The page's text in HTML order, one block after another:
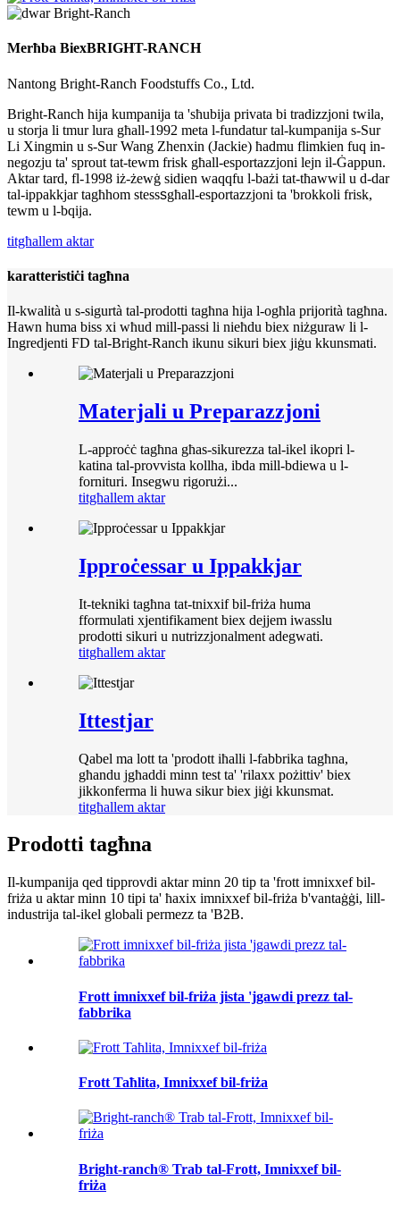
Merħba BiexBRIGHT-RANCH
Nantong Bright-Ranch Foodstuffs Co., Ltd.
Bright-Ranch hija kumpanija ta 'sħubija privata bi tradizzjoni twila,
u storja li tmur lura għall-1992 meta l-fundatur tal-kumpanija s-Sur
Li Xingmin u s-Sur Wang Zhenxin (Jackie) ħadmu flimkien fuq in-
negozju ta' sprout tat-tewm frisk għall-esportazzjoni lejn il-Ġappun.
Aktar tard, fl-1998 iż-żewġ sidien waqqfu l-bażi tat-tħawwil u d-dar
tal-ippakkjar tagħhom stesssgħall-esportazzjoni ta 'brokkoli frisk,
tewm u l-bqija.
titgħallem aktar
karatteristiċi tagħna
Il-kwalità u s-sigurtà tal-prodotti tagħna hija l-ogħla prijorità tagħna.
Hawn huma biss xi wħud mill-passi li nieħdu biex niżguraw li l-
Ingredjenti FD tal-Bright-Ranch ikunu sikuri biex jiġu kkunsmati.
Materjali u Preparazzjoni
L-approċċ tagħna għas-sikurezza tal-ikel ikopri l-
katina tal-provvista kollha, ibda mill-bdiewa u l-
fornituri. Insegwu rigorużi...
titgħallem aktar
Ipproċessar u Ippakkjar
It-tekniki tagħna tat-tnixxif bil-friża huma
fformulati xjentifikament biex dejjem iwasslu
prodotti sikuri u nutrizzjonalment adegwati.
titgħallem aktar
Ittestjar
Qabel ma lott ta 'prodott iħalli l-fabbrika tagħna,
għandu jgħaddi minn test ta' 'rilaxx pożittiv' biex
jikkonferma li huwa sikur biex jiġi kkunsmat.
titgħallem aktar
Prodotti tagħna
Il-kumpanija qed tipprovdi aktar minn 20 tip ta 'frott imnixxef bil-
friża u aktar minn 10 tipi ta' ħaxix imnixxef bil-friża b'vantaġġi, lill-
industrija tal-ikel globali permezz ta 'B2B.
Frott imnixxef bil-friża jista 'jgawdi prezz tal-
fabbrika
Frott Taħlita, Imnixxef bil-friża
Bright-ranch® Trab tal-Frott, Imnixxef bil-
friża